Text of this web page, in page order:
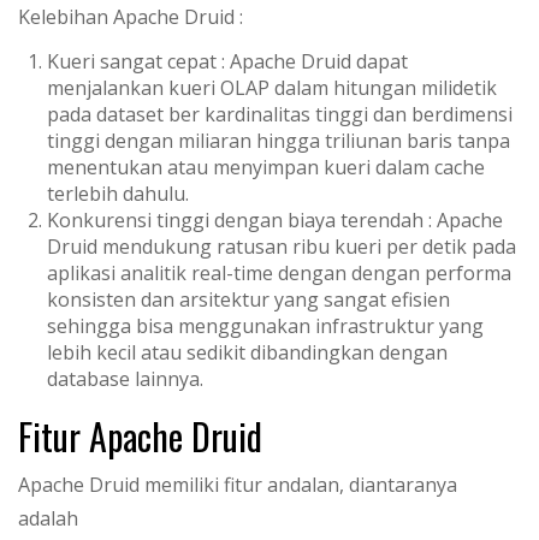
Kelebihan Apache Druid :
Kueri sangat cepat : Apache Druid dapat
menjalankan kueri OLAP dalam hitungan milidetik
pada dataset ber kardinalitas tinggi dan berdimensi
tinggi dengan miliaran hingga triliunan baris tanpa
menentukan atau menyimpan kueri dalam cache
terlebih dahulu.
Konkurensi tinggi dengan biaya terendah : Apache
Druid mendukung ratusan ribu kueri per detik pada
aplikasi analitik real-time dengan dengan performa
konsisten dan arsitektur yang sangat efisien
sehingga bisa menggunakan infrastruktur yang
lebih kecil atau sedikit dibandingkan dengan
database lainnya.
Fitur Apache Druid
Apache Druid memiliki fitur andalan, diantaranya
adalah